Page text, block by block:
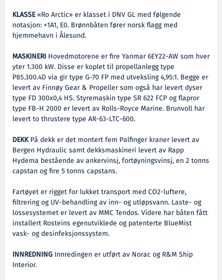
KLASSE«Ro Arctic» er klasset i DNV GL med følgende
notasjon: +1A1, E0. Brønnbåten fører norsk flagg med
hjemmehavn i Ålesund.
MASKINERI Hovedmotorene er fire Yanmar 6EY22-AW som hver
yter 1.300 kW. Disse er koplet til propellanlegg type
P85.300.4D via gir type G-70 FP med utveksling 4,95:1. Begge er
levert av Finnøy Gear & Propeller som også har levert dyser
type FD 300x0,4 HS. Styremaskin type SR 622 FCP og flapror
type FB-H 2000 er levert av Rolls-Royce Marine. Brunvoll har
levert to thrustere type AR-63-LTC-600.
DEKKPå dekk er det montert fem Palfinger kraner levert av
Bergen Hydraulic samt dekksmaskineri levert av Rapp
Hydema bestående av ankervinsj, fortøyningsvinsj, en 2 tonns
capstan og fire 5 tonns capstans.
Fartøyet er rigget for lukket transport med CO2-luftere,
filtrering og UV-behandling av inn- og utløpsvann. Laste- og
lossesystemet er levert av MMC Tendos. Videre har båten fått
installert Rosteins egenutviklede og patenterte BlueMist
vask- og desinfeksjonssystem.
INNREDNING Innredingen er utført av Norac og R&M Ship
Interior.